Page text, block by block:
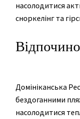
насолодитися
сноркелінг та
Домініканська
бездоганними
насолодитися